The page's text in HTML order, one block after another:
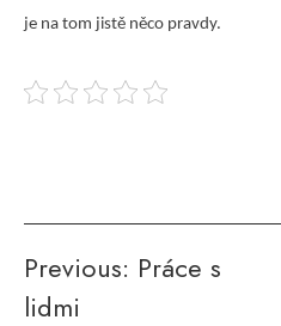
je na tom jistě něco pravdy.
Navigace
pro
Previous: Práce s
lidmi